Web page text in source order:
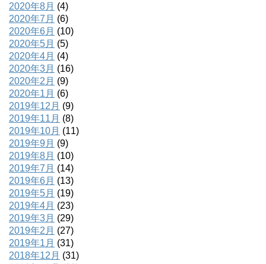
2020年8月 (4)
2020年7月 (6)
2020年6月 (10)
2020年5月 (5)
2020年4月 (4)
2020年3月 (16)
2020年2月 (9)
2020年1月 (6)
2019年12月 (9)
2019年11月 (8)
2019年10月 (11)
2019年9月 (9)
2019年8月 (10)
2019年7月 (14)
2019年6月 (13)
2019年5月 (19)
2019年4月 (23)
2019年3月 (29)
2019年2月 (27)
2019年1月 (31)
2018年12月 (31)